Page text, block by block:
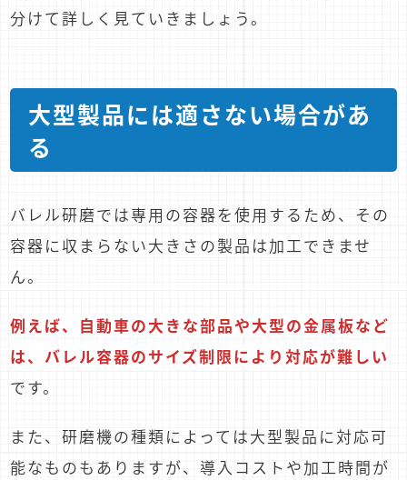
分けて詳しく見ていきましょう。
大型製品には適さない場合があ
る
バレル研磨では専用の容器を使用するため、その
容器に収まらない大きさの製品は加工できませ
ん。
例えば、自動車の大きな部品や大型の金属板など
は、バレル容器のサイズ制限により対応が難しい
です。
また、研磨機の種類によっては大型製品に対応可
能なものもありますが、導入コストや加工時間が